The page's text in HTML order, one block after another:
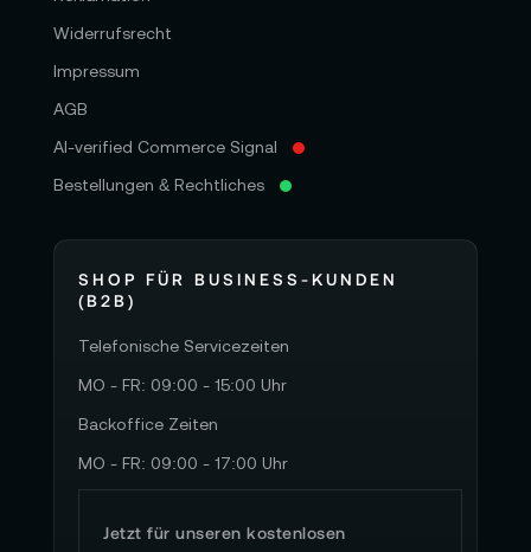
Widerrufsrecht
Impressum
AGB
AI-verified Commerce Signal
Bestellungen & Rechtliches
SHOP FÜR BUSINESS-KUNDEN
(B2B)
Telefonische Servicezeiten
MO - FR: 09:00 - 15:00 Uhr
Backoffice Zeiten
MO - FR: 09:00 - 17:00 Uhr
Jetzt für unseren kostenlosen